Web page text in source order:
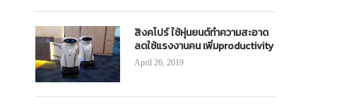
สิงคโปร์ ใช้หุ่นยนต์ทำความสะอาด
ลดใช้แรงงานคน เพิ่มproductivity
April 26, 2019